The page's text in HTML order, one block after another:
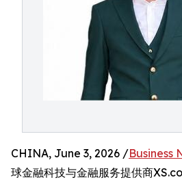
CHINA, June 3, 2026 /Business
球金融科技与金融服务提供商